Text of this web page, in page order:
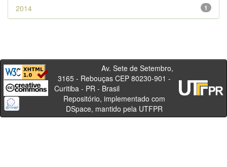
1
2014
Av. Sete de Setembro,
3165 - Rebouças CEP 80230-901 -
Curitiba - PR - Brasil
Repositório, implementado com
DSpace, mantido pela UTFPR